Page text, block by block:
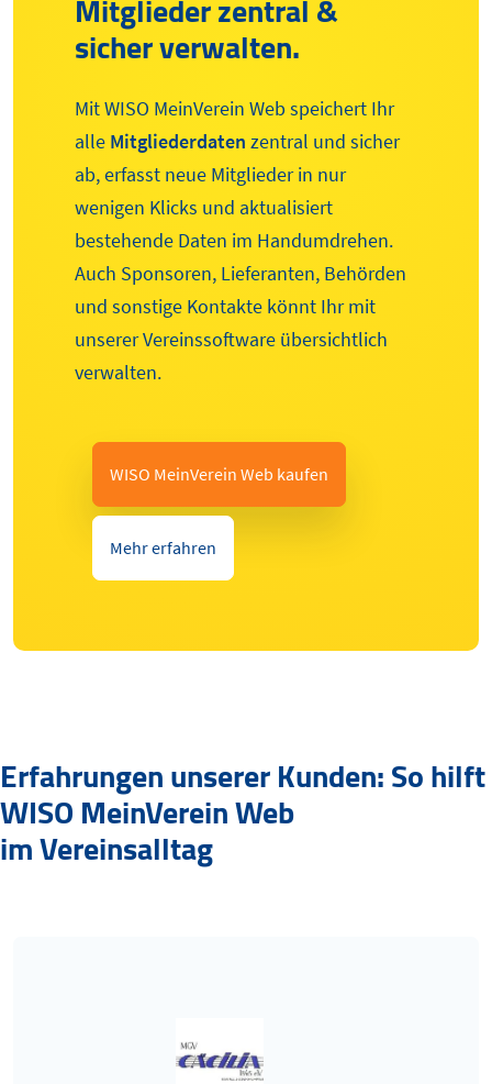
sicher verwalten.
Mit WISO MeinVerein Web speichert Ihr
alle Mitgliederdaten zentral und sicher
ab, erfasst neue Mitglieder in nur
wenigen Klicks und aktualisiert
bestehende Daten im Handumdrehen.
Auch Sponsoren, Lieferanten, Behörden
und sonstige Kontakte könnt Ihr mit
unserer Vereinssoftware übersichtlich
verwalten.
WISO MeinVerein Web kaufen
Mehr erfahren
Erfahrungen unserer Kunden: So hilft
WISO MeinVerein Web
im Vereinsalltag